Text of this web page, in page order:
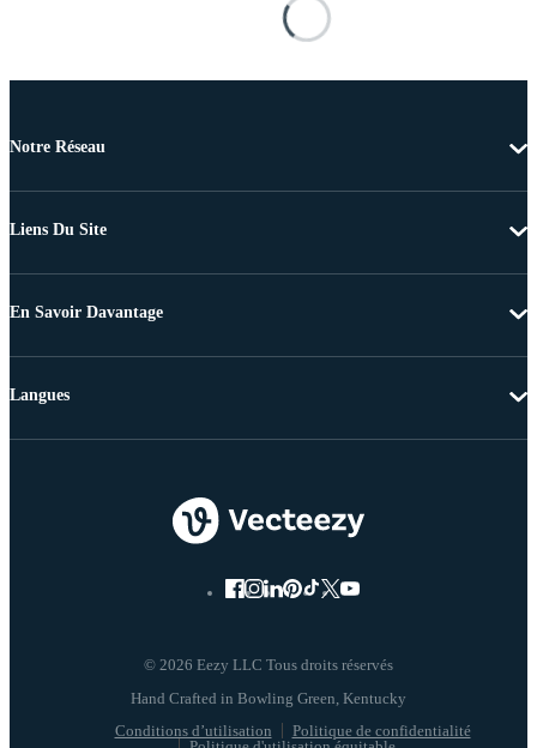
Notre Réseau
Liens Du Site
En Savoir Davantage
© 2026 Eezy LLC Tous droits réservés
Conditions d’utilisation
Politique de confidentialité
Langues